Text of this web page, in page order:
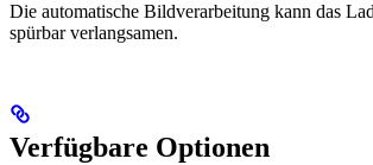
Die automatische Bildverarbeitung kann das
spürbar verlangsamen.
Verfügbare Optionen